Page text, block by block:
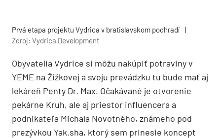
Prvá etapa projektu Vydrica v bratislavskom podhradí
|
Zdroj: Vydrica Development
Obyvatelia Vydrice si môžu nakúpiť potraviny v
YEME na Žižkovej a svoju prevádzku tu bude mať aj
lekáreň Penty Dr. Max. Očakávané je otvorenie
pekárne Kruh, ale aj priestor influencera a
podnikateľa Michala Novotného, známeho pod
prezývkou Yak.sha, ktorý sem prinesie koncept